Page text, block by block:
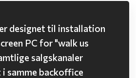
designet til installation
PC for "walk us
salgskanaler
samme backoffice